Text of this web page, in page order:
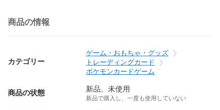
商品の情報
カテゴリー
ゲーム・おもちゃ・グッズ
トレーディングカード
ポケモンカードゲーム
商品の状態 新品、未使用
新品で購入し、一度も使用していない